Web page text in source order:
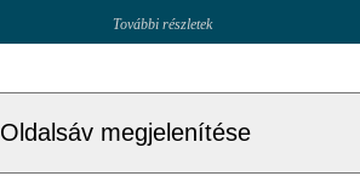
További részletek
Oldalsáv megjelenítése